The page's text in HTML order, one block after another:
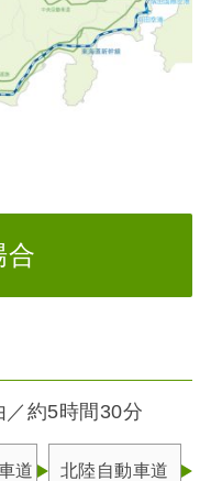
合
約5時間30分
道 北陸自動車道